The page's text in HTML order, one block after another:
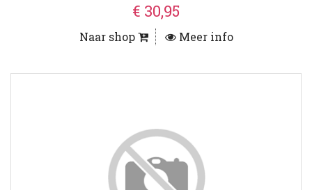
€ 30,95
Naar shop Meer info